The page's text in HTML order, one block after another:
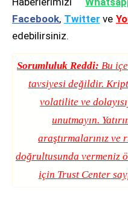
Facebook, Twitter ve
edebilirsiniz.
Sorumluluk Reddi: Bu
tavsiyesi değildir.
volatilite ve
unutmayın.
araştırmalarınız
doğrultusunda vermeniz
için Trust Center